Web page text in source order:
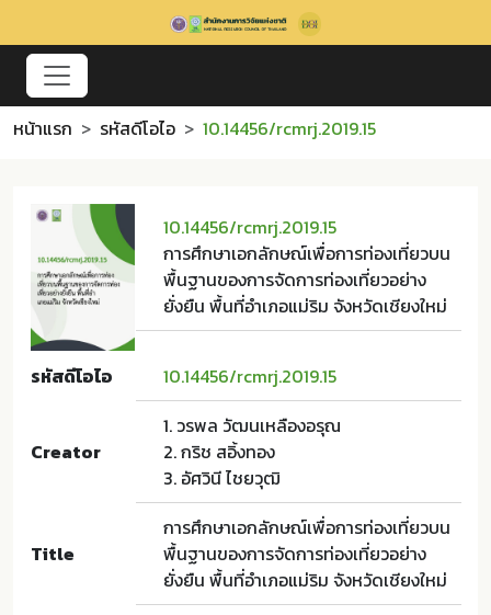
หน้าแรก รหัสดีโอไอ 10.14456/rcmrj.2019.15
10.14456/rcmrj.2019.15
การศึกษาเอกลักษณ์เพื่อการท่องเที่ยวบน
พื้นฐานของการจัดการท่องเที่ยวอย่าง
ยั่งยืน พื้นที่อำเภอแม่ริม จังหวัดเชียงใหม่
รหัสดีโอไอ 10.14456/rcmrj.2019.15
Creator
1. วรพล วัฒนเหลืองอรุณ
2. กริช สอิ้งทอง
3. อัศวินี ไชยวุฒิ
Title
การศึกษาเอกลักษณ์เพื่อการท่องเที่ยวบน
พื้นฐานของการจัดการท่องเที่ยวอย่าง
ยั่งยืน พื้นที่อำเภอแม่ริม จังหวัดเชียงใหม่